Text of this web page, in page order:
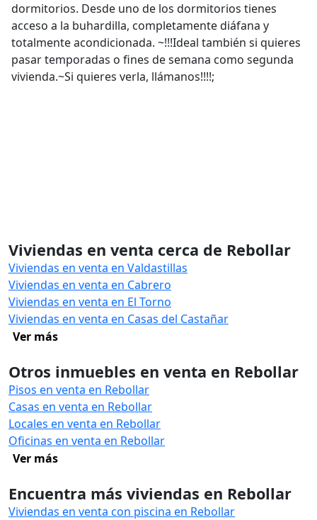
dormitorios. Desde uno de los dormitorios tienes
acceso a la buhardilla, completamente diáfana y
totalmente acondicionada. ~!!!Ideal también si quieres
pasar temporadas o fines de semana como segunda
vivienda.~Si quieres verla, llámanos!!!!;
Viviendas en venta cerca de Rebollar
Viviendas en venta en Valdastillas
Viviendas en venta en Cabrero
Viviendas en venta en El Torno
Viviendas en venta en Casas del Castañar
Ver más
Otros inmuebles en venta en Rebollar
Pisos en venta en Rebollar
Casas en venta en Rebollar
Locales en venta en Rebollar
Oficinas en venta en Rebollar
Ver más
Encuentra más viviendas en Rebollar
Viviendas en venta con piscina en Rebollar